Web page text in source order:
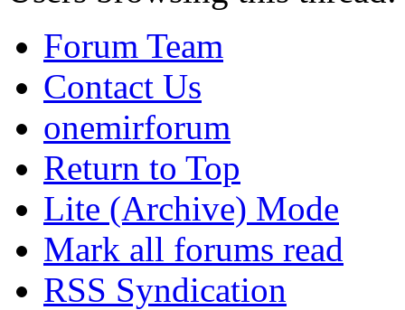
Forum Team
Contact Us
onemirforum
Return to Top
Lite (Archive) Mode
Mark all forums read
RSS Syndication